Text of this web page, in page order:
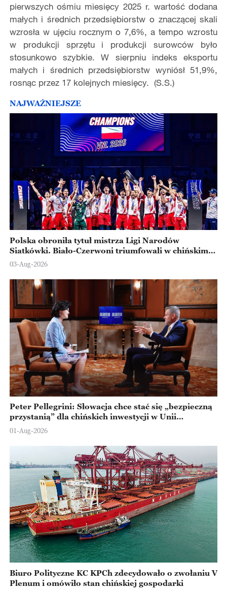
pierwszych ośmiu miesięcy 2025 r. wartość dodana
małych i średnich przedsiębiorstw o znaczącej skali
wzrosła w ujęciu rocznym o 7,6%, a tempo wzrostu
w produkcji sprzętu i produkcji surowców było
stosunkowo szybkie. W sierpniu indeks eksportu
małych i średnich przedsiębiorstw wyniósł 51,9%,
rosnąc przez 17 kolejnych miesięcy. (S.S.)
NAJWAŻNIEJSZE
Polska obroniła tytuł mistrza Ligi Narodów
Siatkówki. Biało-Czerwoni triumfowali w chińskim
Ningbo
03-Aug-2026
Peter Pellegrini: Słowacja chce stać się „bezpieczną
przystanią” dla chińskich inwestycji w Unii
Europejskiej
01-Aug-2026
Biuro Polityczne KC KPCh zdecydowało o zwołaniu V
Plenum i omówiło stan chińskiej gospodarki